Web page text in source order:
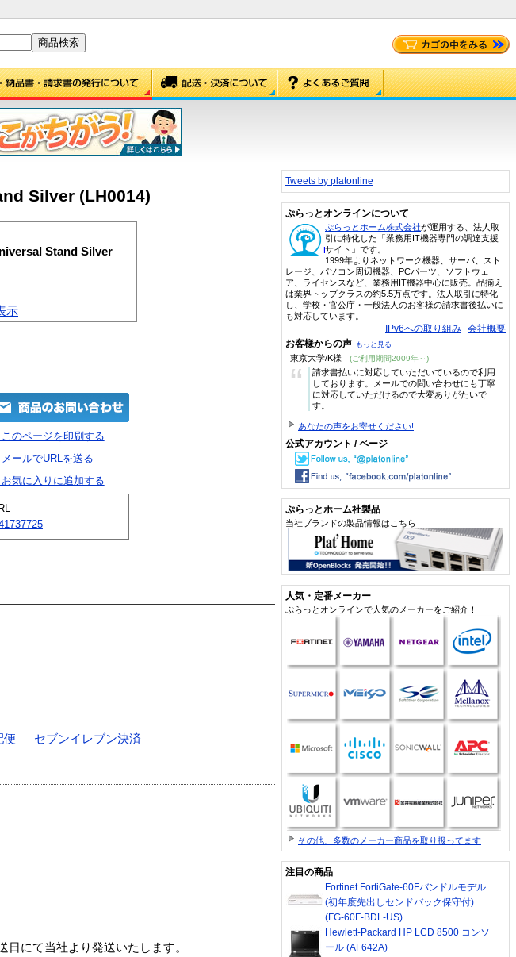
Silver (LH0014)
Stand Silver
示
のページを印刷する
ールでURLを送る
お気に入りに追加する
便
セブンイレブン決済
にて当社より発送いたします。
Tweets by platonline
ぷらっとオンラインについて
ぷらっとホーム株式会社が運用する、法人取
引に特化した「業務用IT機器専門の調達支援
サイト」です。
1999年よりネットワーク機器、サーバ、スト
レージ、パソコン周辺機器、PCパーツ、ソフトウェ
ア、ライセンスなど、業務用IT機器中心に販売。品揃え
は業界トップクラスの約5.5万点です。法人取引に特化
し、学校・官公庁・一般法人のお客様の請求書後払いに
も対応しています。
IPv6への取り組み 会社概要
お客様からの声 もっと見る
東京大学/K様 (ご利用期間2009年～)
“
請求書払いに対応していただいているので利用
しております。メールでの問い合わせにも丁寧
に対応していただけるので大変ありがたいで
す。
あなたの声をお寄せください!
公式アカウント / ページ
ぷらっとホーム社製品
当社ブランドの製品情報はこちら
人気・定番メーカー
ぷらっとオンラインで人気のメーカーをご紹介！
その他、多数のメーカー商品を取り扱ってます
注目の商品
Fortinet FortiGate-60Fバンドルモデル
(初年度先出しセンドバック保守付)
(FG-60F-BDL-US)
Hewlett-Packard HP LCD 8500 コンソ
ール (AF642A)